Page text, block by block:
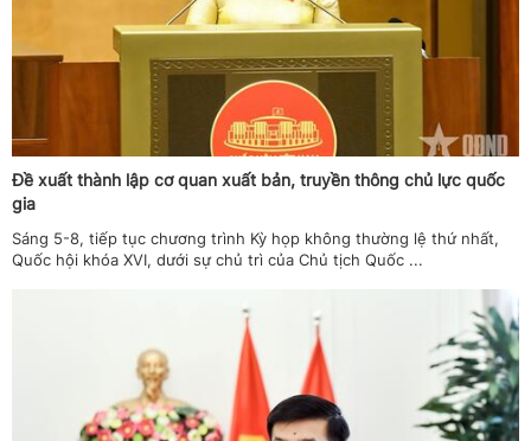
Đề xuất thành lập cơ quan xuất bản, truyền thông chủ lực quốc
gia
Sáng 5-8, tiếp tục chương trình Kỳ họp không thường lệ thứ nhất,
Quốc hội khóa XVI, dưới sự chủ trì của Chủ tịch Quốc ...